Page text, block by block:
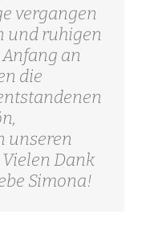
vergangen
und ruhigen
an
die
unseren
Dank
Simona!